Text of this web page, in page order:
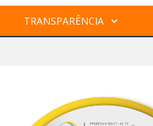
TRANSPARÊNCIA